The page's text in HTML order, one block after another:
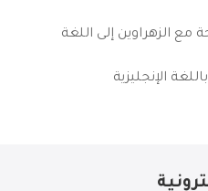
مع الزهراوين إلى اللغة
الإنجليزية